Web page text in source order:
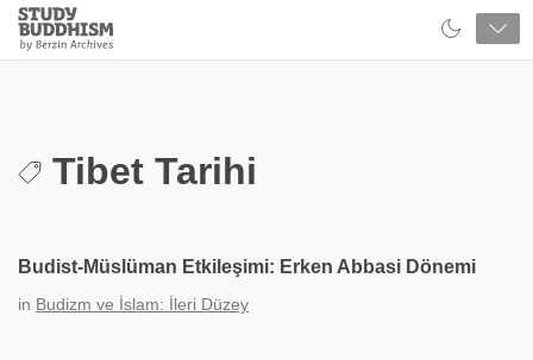
Close
Study
Buddhism
Tibet Tarihi
Budist-Müslüman Etkileşimi: Erken Abbasi Dönemi
in Budizm ve İslam: İleri Düzey